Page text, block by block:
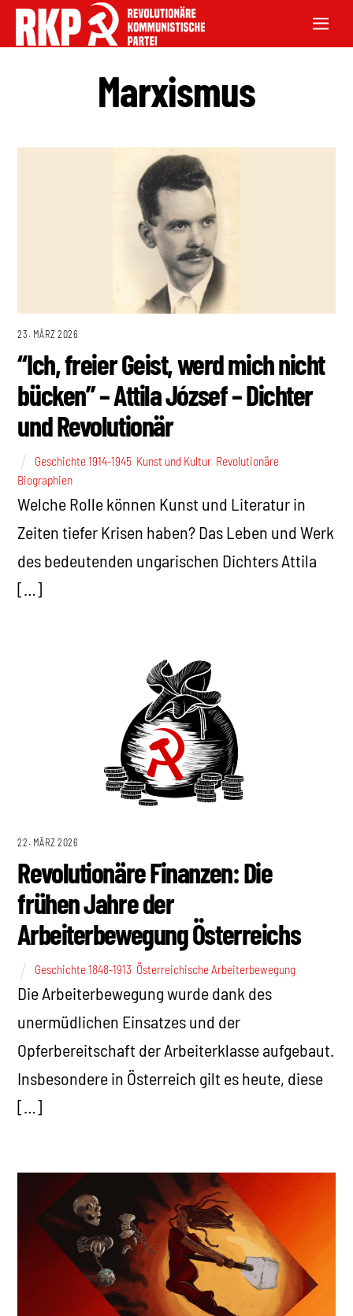
Marxismus
23. MÄRZ 2026
“Ich, freier Geist, werd mich nicht
bücken” – Attila József – Dichter
und Revolutionär
Geschichte 1914-1945 Kunst und Kultur Revolutionäre
Biographien
Welche Rolle können Kunst und Literatur in
Zeiten tiefer Krisen haben? Das Leben und Werk
des bedeutenden ungarischen Dichters Attila
[…]
22. MÄRZ 2026
Revolutionäre Finanzen: Die
frühen Jahre der
Arbeiterbewegung Österreichs
Geschichte 1848-1913 Österreichische Arbeiterbewegung
Die Arbeiterbewegung wurde dank des
unermüdlichen Einsatzes und der
Opferbereitschaft der Arbeiterklasse aufgebaut.
Insbesondere in Österreich gilt es heute, diese
[…]